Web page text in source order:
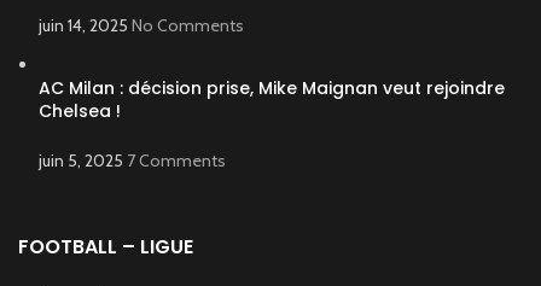
juin 14, 2025 No Comments
AC Milan : décision prise, Mike Maignan veut rejoindre
Chelsea !
juin 5, 2025 7 Comments
FOOTBALL – LIGUE